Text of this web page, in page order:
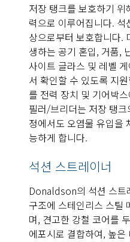
저장 탱크를 보호하기
력으로 이루어집니다.
상으로부터 보호합니다.
생하는 공기 혼입, 거품,
사이트 글라스 및 레벨
서 확인할 수 있도록 지
를 전력 장치 및 기어박
필러/브리더는 저장 탱
정에서도 오염물 유입을
능하게 합니다.
석션 스트레이너
Donaldson의 석션 스트
구조에 스테인리스 스틸
며, 견고한 강철 코어를
에포시로 결합하여, 높